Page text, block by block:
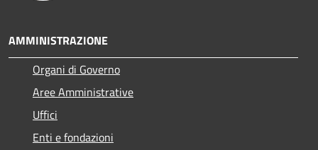
AMMINISTRAZIONE
Organi di Governo
Aree Amministrative
Uffici
Enti e fondazioni